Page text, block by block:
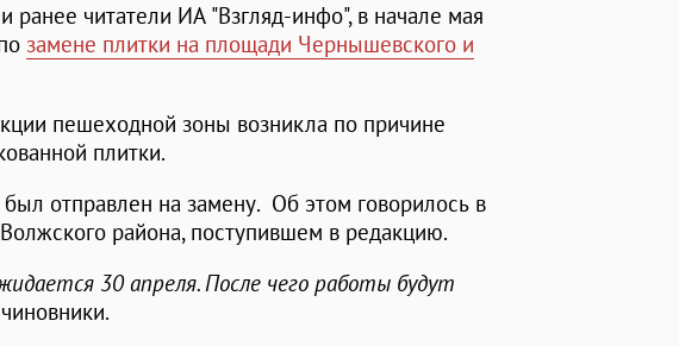
ранее читатели ИА "Взгляд-инфо", в начале мая
замене плитки на площади Чернышевского и
пешеходной зоны возникла по причине
плитки.
отправлен на замену. Об этом говорилось в
района, поступившем в редакцию.
30 апреля. После чего работы будут